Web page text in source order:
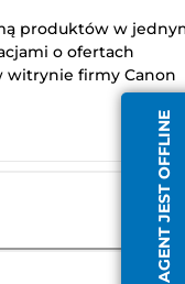
AGENT JEST OFFLINE
produktów w
o ofertach
witrynie firmy Canon